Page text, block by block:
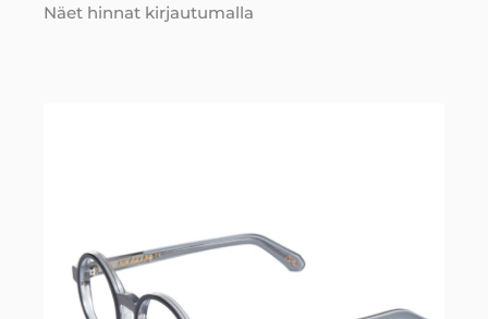
Näet hinnat kirjautumalla